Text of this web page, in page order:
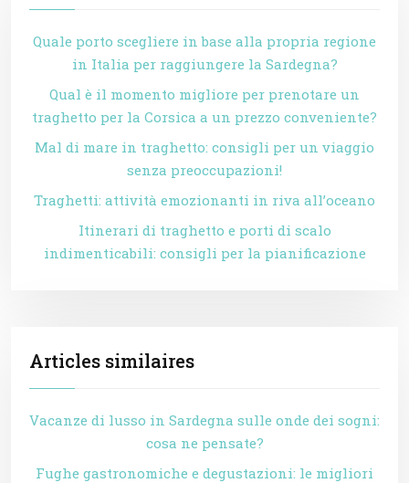
Quale porto scegliere in base alla propria regione
in Italia per raggiungere la Sardegna?
Qual è il momento migliore per prenotare un
traghetto per la Corsica a un prezzo conveniente?
Mal di mare in traghetto: consigli per un viaggio
senza preoccupazioni!
Traghetti: attività emozionanti in riva all’oceano
Itinerari di traghetto e porti di scalo
indimenticabili: consigli per la pianificazione
Articles similaires
Vacanze di lusso in Sardegna sulle onde dei sogni:
cosa ne pensate?
Fughe gastronomiche e degustazioni: le migliori